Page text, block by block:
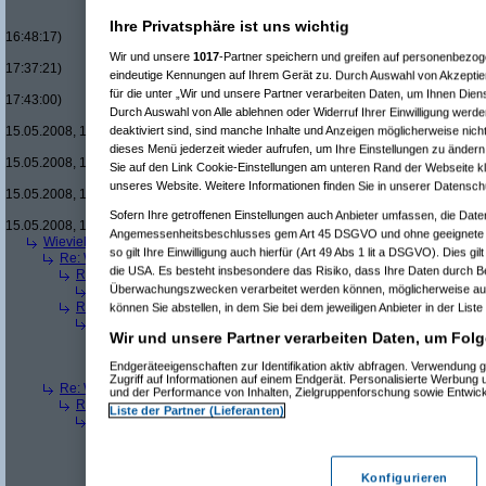
Re(17): Men in Black um
16:48:17)
Re(18): Men in Black
17:37:21)
Re(19): Men in Black
17:43:00)
Re(20): Men in
15.05.2008, 17:46:13)
Re(21): Men in
15.05.2008, 17:49:46)
Re(22): Men
15.05.2008, 18:07:18)
Re(23):
15.05.2008, 18:13:17)
Wieviele blus/hd-dvds habt ihr schon?(bröslam 15.05.2008, 18:06:08)
Re: Wieviele blus/hd-dvds habt ihr schon?( ducducam 15.05.2008,
Re(2): Wieviele blus/hd-dvds habt ihr schon?( brösl am 15.05.2008,
Re(3): Wieviele blus/hd-dvds habt ihr schon?(ducducam
Re(2): Wieviele blus/hd-dvds habt ihr schon?(hackenbush am
Re(4): Wieviele blus/hd-dvds habt ihr schon? (hackenbusham
Re(6): Wieviele blus/hd-dvds habt ihr schon?(
Re: Wieviele blus/hd-dvds habt ihr schon?("without"am 15.05.2008,
Re(2): Wieviele blus/hd-dvds habt ihr schon?
Re(3): Wieviele blus/hd-dvds habt ihr schon?
Re(5): Wieviele blus/hd-dvds habt ihr schon?("without"am
Re(6): Wieviele blus/hd-dvds habt ihr schon?
ducduc
Ihre Privatsphäre ist uns wichtig
Wir und unsere 1017-Partner speichern und greifen auf
eindeutige Kennungen auf Ihrem Gerät zu. Durch Auswahl von
für die unter „Wir und unsere Partner verarbeiten Daten, um Ihnen
Durch Auswahl von Alle ablehnen oder Widerruf Ihrer Einwilligung
deaktiviert sind, sind manche Inhalte und Anzeigen möglicherweise
dieses Menü jederzeit wieder aufrufen, um Ihre Einstellungen zu
Sie auf den Link Cookie-Einstellungen am unteren Rand der Webseite
unseres Website. Weitere Informationen finden Sie in unserer
Sofern Ihre getroffenen Einstellungen auch Anbieter umfassen, die
Angemessenheitsbeschlusses gem Art 45 DSGVO und ohne
so gilt Ihre Einwilligung auch hierfür (Art 49 Abs 1 lit a DSGVO). Dies
die USA. Es besteht insbesondere das Risiko, dass Ihre Daten durch
Überwachungszwecken verarbeitet werden können, möglicherweise
können Sie abstellen, in dem Sie bei dem jeweiligen Anbieter in der
Wir und unsere Partner verarbeiten Daten, um
Endgeräteeigenschaften zur Identifikation aktiv abfragen. Verwendung
Zugriff auf Informationen auf einem Endgerät. Personalisierte Werbung
und der Performance von Inhalten, Zielgruppenforschung sowie
Liste der Partner (Lieferanten)
Konfigurieren